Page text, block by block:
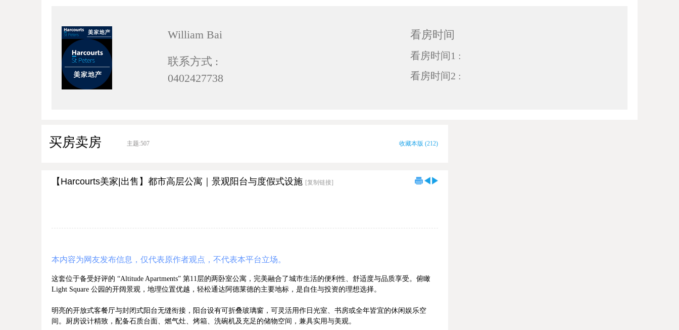
William Bai
联系方式 :
0402427738
看房时间
看房时间1 :
看房时间2 :
买房卖房 主题:507 收藏本版 (212)
【Harcourts美家|出售】都市高层公寓｜景观阳台与度假式设施 [复制链接]
本内容为网友发布信息，仅代表原作者观点，不代表本平台立场。
这套位于备受好评的 “Altitude Apartments” 第11层的两卧室公寓，完美融合了城市生活的便利性、舒适度与品质享受。俯瞰
Light Square 公园的开阔景观，地理位置优越，轻松通达阿德莱德的主要地标，是自住与投资的理想选择。
明亮的开放式客餐厅与封闭式阳台无缝衔接，阳台设有可折叠玻璃窗，可灵活用作日光室、书房或全年皆宜的休闲娱乐空
间。厨房设计精致，配备石质台面、燃气灶、烤箱、洗碗机及充足的储物空间，兼具实用与美观。